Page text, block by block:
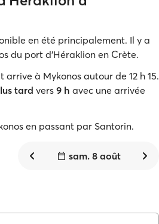
en été principalement. Il y a
du port d'Héraklion en Crète.
arrive à Mykonos autour de 12 h 15.
tard vers 9 h avec une arrivée
en passant par Santorin.
sam. 8 août